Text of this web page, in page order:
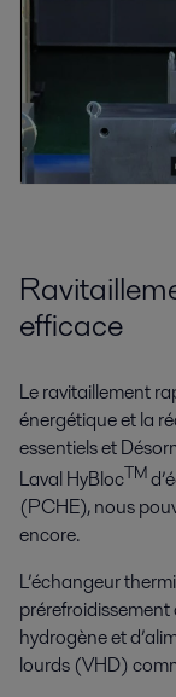
efficace
Le ravitaillement
énergétique et la
essentiels et
Laval HyBlocTM
(PCHE), nous
encore.
L’échangeur
hydrogène et
lourds (VHD)